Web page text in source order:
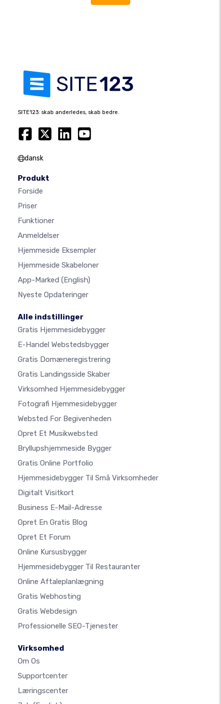
SITE123: skab anderledes, skab bedre.
dansk
Produkt
Forside
Priser
Funktioner
Anmeldelser
Hjemmeside Eksempler
Hjemmeside Skabeloner
App-Marked (English)
Nyeste Opdateringer
Alle indstillinger
Gratis Hjemmesidebygger
E-Handel Webstedsbygger
Gratis Domæneregistrering
Gratis Landingsside Skaber
Virksomhed Hjemmesidebygger
Fotografi Hjemmesidebygger
Websted For Begivenheden
Opret Et Musikwebsted
Bryllupshjemmeside Bygger
Gratis Online Portfolio
Hjemmesidebygger Til Små Virksomheder
Digitalt Visitkort
Business E-Mail-Adresse
Opret En Gratis Blog
Opret Et Forum
Online Kursusbygger
Hjemmesidebygger Til Restauranter
Online Aftaleplanlægning
Gratis Webhosting
Gratis Webdesign
Professionelle SEO-Tjenester
Virksomhed
Om Os
Supportcenter
Læringscenter